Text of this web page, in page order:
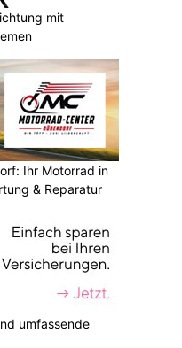
mit
Ihr Motorrad in
& Reparatur
umfassende